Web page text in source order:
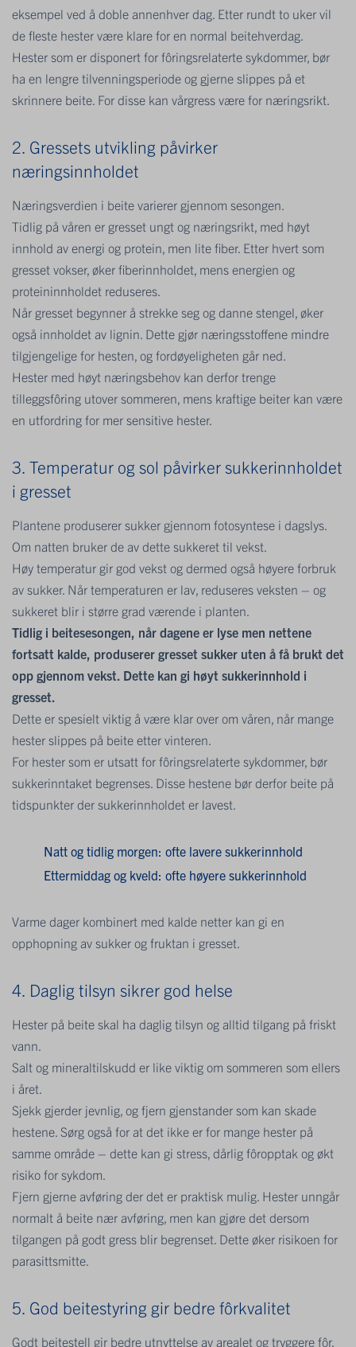
eksempel ved å doble annenhver dag. Etter rundt to uker vil
de fleste hester være klare for en normal beitehverdag.
Hester som er disponert for fôringsrelaterte sykdommer, bør
ha en lengre tilvenningsperiode og gjerne slippes på et
skrinnere beite. For disse kan vårgress være for næringsrikt.
2. Gressets utvikling påvirker
næringsinnholdet
Næringsverdien i beite varierer gjennom sesongen.
Tidlig på våren er gresset ungt og næringsrikt, med høyt
innhold av energi og protein, men lite fiber. Etter hvert som
gresset vokser, øker fiberinnholdet, mens energien og
proteininnholdet reduseres.
Når gresset begynner å strekke seg og danne stengel, øker
også innholdet av lignin. Dette gjør næringsstoffene mindre
tilgjengelige for hesten, og fordøyeligheten går ned.
Hester med høyt næringsbehov kan derfor trenge
tilleggsfôring utover sommeren, mens kraftige beiter kan være
en utfordring for mer sensitive hester.
3. Temperatur og sol påvirker sukkerinnholdet
i gresset
Plantene produserer sukker gjennom fotosyntese i dagslys.
Om natten bruker de av dette sukkeret til vekst.
Høy temperatur gir god vekst og dermed også høyere forbruk
av sukker. Når temperaturen er lav, reduseres veksten – og
sukkeret blir i større grad værende i planten.
Tidlig i beitesesongen, når dagene er lyse men nettene
fortsatt kalde, produserer gresset sukker uten å få brukt det
opp gjennom vekst. Dette kan gi høyt sukkerinnhold i
gresset.
Dette er spesielt viktig å være klar over om våren, når mange
hester slippes på beite etter vinteren.
For hester som er utsatt for fôringsrelaterte sykdommer, bør
sukkerinntaket begrenses. Disse hestene bør derfor beite på
tidspunkter der sukkerinnholdet er lavest.
Natt og tidlig morgen: ofte lavere sukkerinnhold
Ettermiddag og kveld: ofte høyere sukkerinnhold
Varme dager kombinert med kalde netter kan gi en
opphopning av sukker og fruktan i gresset.
4. Daglig tilsyn sikrer god helse
Hester på beite skal ha daglig tilsyn og alltid tilgang på friskt
vann.
Salt og mineraltilskudd er like viktig om sommeren som ellers
i året.
Sjekk gjerder jevnlig, og fjern gjenstander som kan skade
hestene. Sørg også for at det ikke er for mange hester på
samme område – dette kan gi stress, dårlig fôropptak og økt
risiko for sykdom.
Fjern gjerne avføring der det er praktisk mulig. Hester unngår
normalt å beite nær avføring, men kan gjøre det dersom
tilgangen på godt gress blir begrenset. Dette øker risikoen for
parasittsmitte.
5. God beitestyring gir bedre fôrkvalitet
Godt beitestell gir bedre utnyttelse av arealet og tryggere fôr.